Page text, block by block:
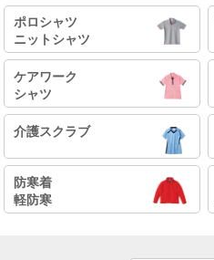
ポロシャツ
ニットシャツ
ケアワーク
シャツ
介護スクラブ
防寒着
軽防寒